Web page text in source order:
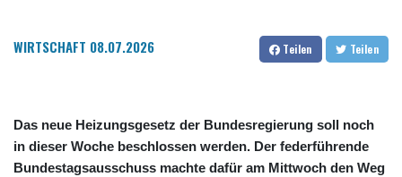
WIRTSCHAFT 08.07.2026 Teilen Teilen
Das neue Heizungsgesetz der Bundesregierung soll noch
in dieser Woche beschlossen werden. Der federführende
Bundestagsausschuss machte dafür am Mittwoch den Weg